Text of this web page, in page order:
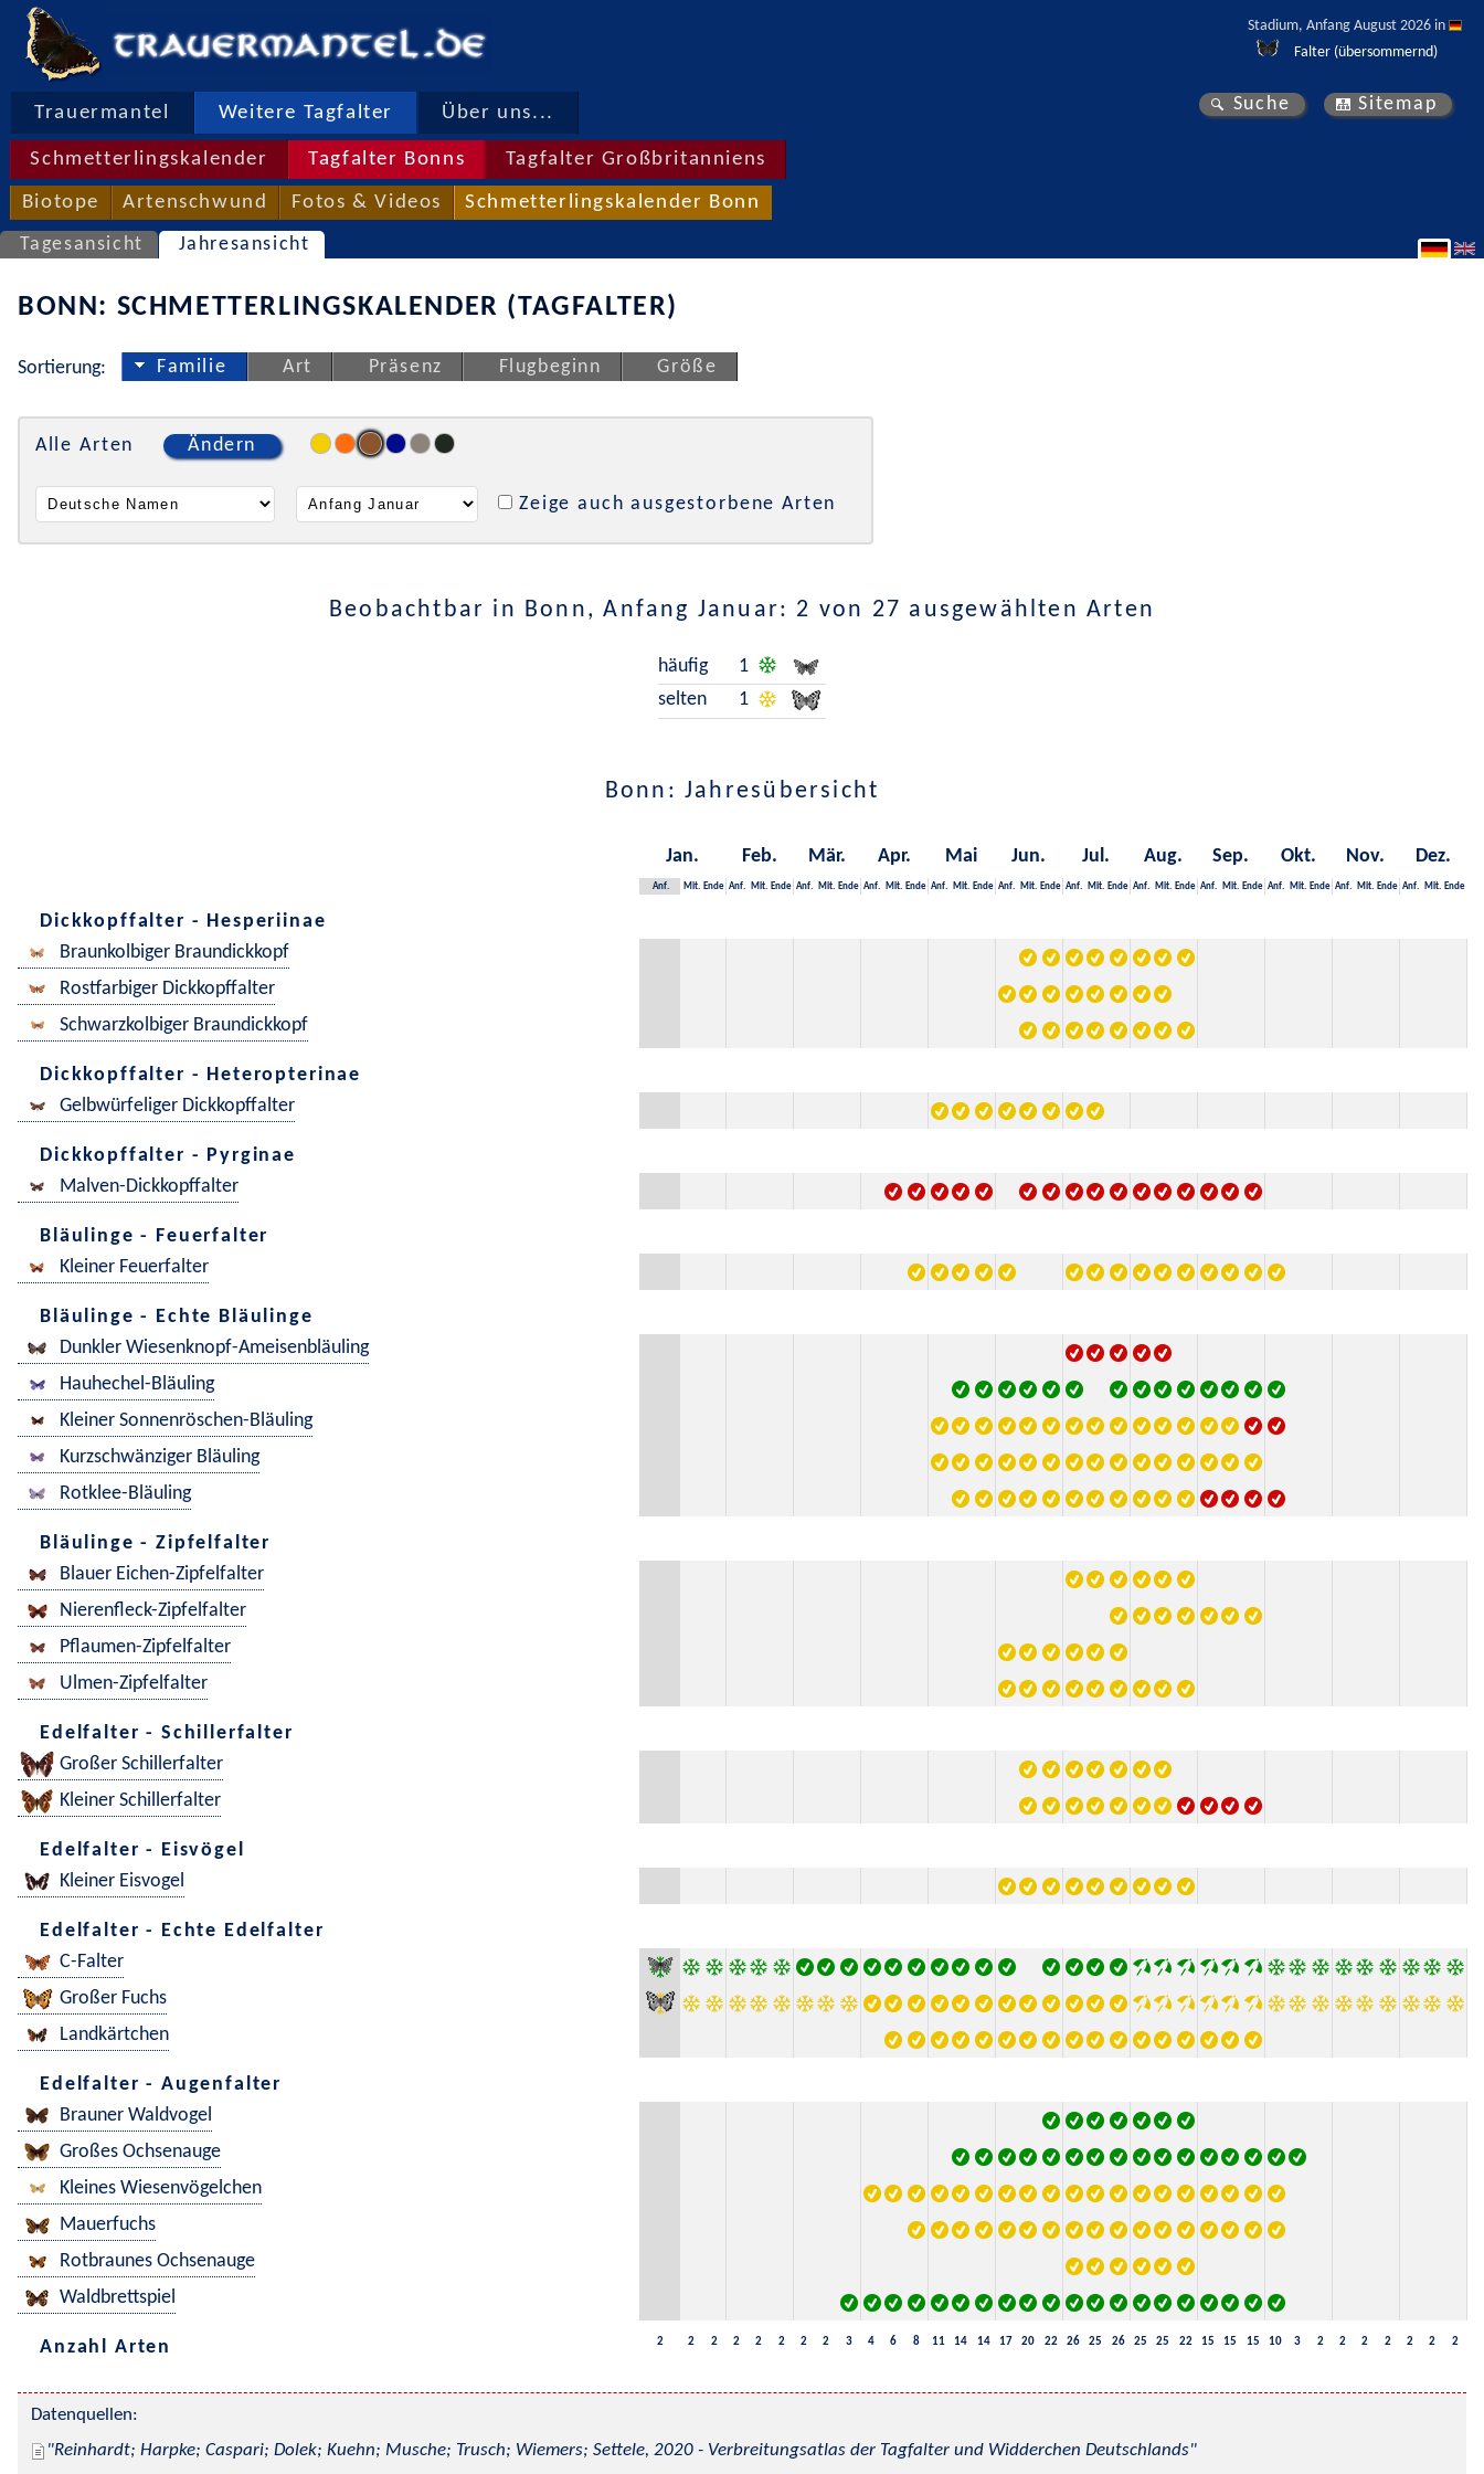
Stadium, Anfang August 2026 in
Falter (übersommernd)
Trauermantel Weitere Tagfalter Über uns...
Schmetterlingskalender Tagfalter Bonns Tagfalter Großbritanniens
Biotope Artenschwund Fotos & Videos Schmetterlingskalender Bonn
Suche Sitemap
Tagesansicht Jahresansicht
BONN: SCHMETTERLINGSKALENDER (TAGFALTER)
Sortierung: Familie Art Präsenz Flugbeginn Größe
Alle Arten Ändern
Zeige auch ausgestorbene Arten
Beobachtbar in Bonn, Anfang Januar: 2 von 27 ausgewählten Arten
häufig
1
selten
1
Bonn: Jahresübersicht
Jan. Feb. Mär. Apr. Mai Jun. Jul. Aug. Sep. Okt. Nov. Dez.
Anf. Mit. Ende Anf. Mit. Ende Anf. Mit. Ende Anf. Mit. Ende Anf. Mit. Ende Anf. Mit. Ende Anf. Mit. Ende Anf. Mit. Ende Anf. Mit. Ende Anf. Mit. Ende Anf. Mit. Ende Anf. Mit. Ende
Dickkopffalter - Hesperiinae
Braunkolbiger Braundickkopf
Rostfarbiger Dickkopffalter
Schwarzkolbiger Braundickkopf
Dickkopffalter - Heteropterinae
Gelbwürfeliger Dickkopffalter
Dickkopffalter - Pyrginae
Malven-Dickkopffalter
Bläulinge - Feuerfalter
Kleiner Feuerfalter
Bläulinge - Echte Bläulinge
Dunkler Wiesenknopf-Ameisenbläuling
Hauhechel-Bläuling
Kleiner Sonnenröschen-Bläuling
Kurzschwänziger Bläuling
Rotklee-Bläuling
Bläulinge - Zipfelfalter
Blauer Eichen-Zipfelfalter
Nierenfleck-Zipfelfalter
Pflaumen-Zipfelfalter
Ulmen-Zipfelfalter
Edelfalter - Schillerfalter
Großer Schillerfalter
Kleiner Schillerfalter
Edelfalter - Eisvögel
Kleiner Eisvogel
Edelfalter - Echte Edelfalter
C-Falter
Großer Fuchs
Landkärtchen
Edelfalter - Augenfalter
Brauner Waldvogel
Großes Ochsenauge
Kleines Wiesenvögelchen
Mauerfuchs
Rotbraunes Ochsenauge
Waldbrettspiel
Anzahl Arten 2 2 2 2 2 2 2 2 3 4 6 8 11 14 14 17 20 22 26 25 26 25 25 22 15 15 15 10 3 2 2 2 2 2 2 2
Datenquellen:
Reinhardt; Harpke; Caspari; Dolek; Kuehn; Musche; Trusch; Wiemers; Settele, 2020 - Verbreitungsatlas der Tagfalter und Widderchen Deutschlands